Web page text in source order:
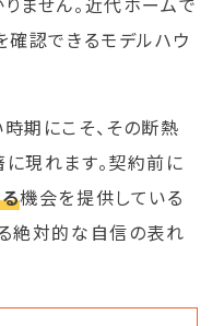
ません。近代ホームで
確認できるモデルハウ
期にこそ、その断熱
現れます。契約前に
機会を提供している
絶対的な自信の表れ